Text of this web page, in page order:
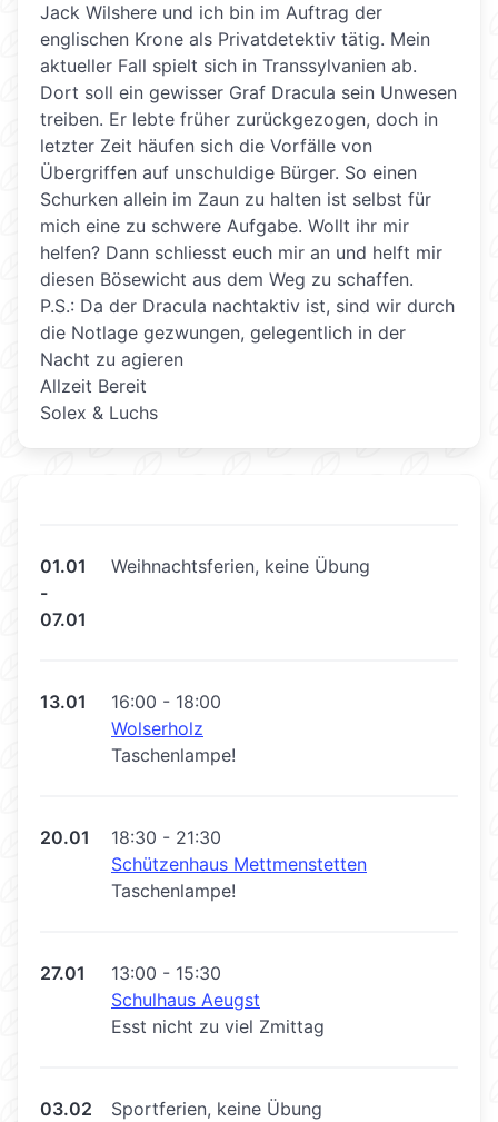
Jack Wilshere und ich bin im Auftrag der
englischen Krone als Privatdetektiv tätig. Mein
aktueller Fall spielt sich in Transsylvanien ab.
Dort soll ein gewisser Graf Dracula sein Unwesen
treiben. Er lebte früher zurückgezogen, doch in
letzter Zeit häufen sich die Vorfälle von
Übergriffen auf unschuldige Bürger. So einen
Schurken allein im Zaun zu halten ist selbst für
mich eine zu schwere Aufgabe. Wollt ihr mir
helfen? Dann schliesst euch mir an und helft mir
diesen Bösewicht aus dem Weg zu schaffen.
P.S.: Da der Dracula nachtaktiv ist, sind wir durch
die Notlage gezwungen, gelegentlich in der
Nacht zu agieren
Allzeit Bereit
Solex & Luchs
01.01
-
07.01
Weihnachtsferien, keine Übung
13.01
16:00 - 18:00
Wolserholz
Taschenlampe!
20.01
18:30 - 21:30
Schützenhaus Mettmenstetten
Taschenlampe!
27.01
13:00 - 15:30
Schulhaus Aeugst
Esst nicht zu viel Zmittag
03.02
Sportferien, keine Übung